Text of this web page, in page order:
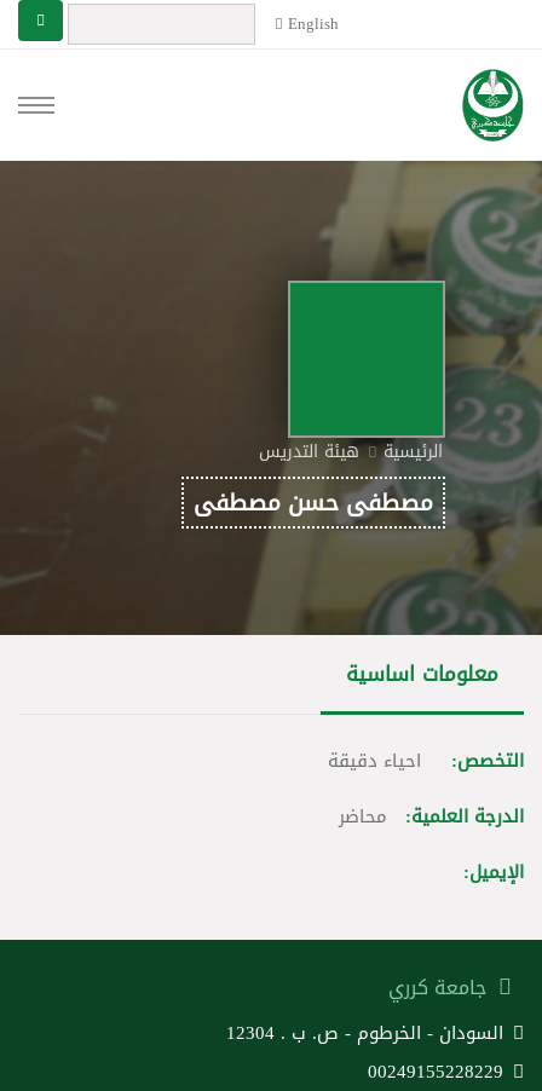
English
الرئيسية هيئة التدريس
مصطفى حسن مصطفى
معلومات اساسية
التخصص:
احياء دقيقة
الدرجة العلمية: محاضر
الإيميل:
جامعة كرري
السودان - الخرطوم - ص. ب . 12304
00249155228229